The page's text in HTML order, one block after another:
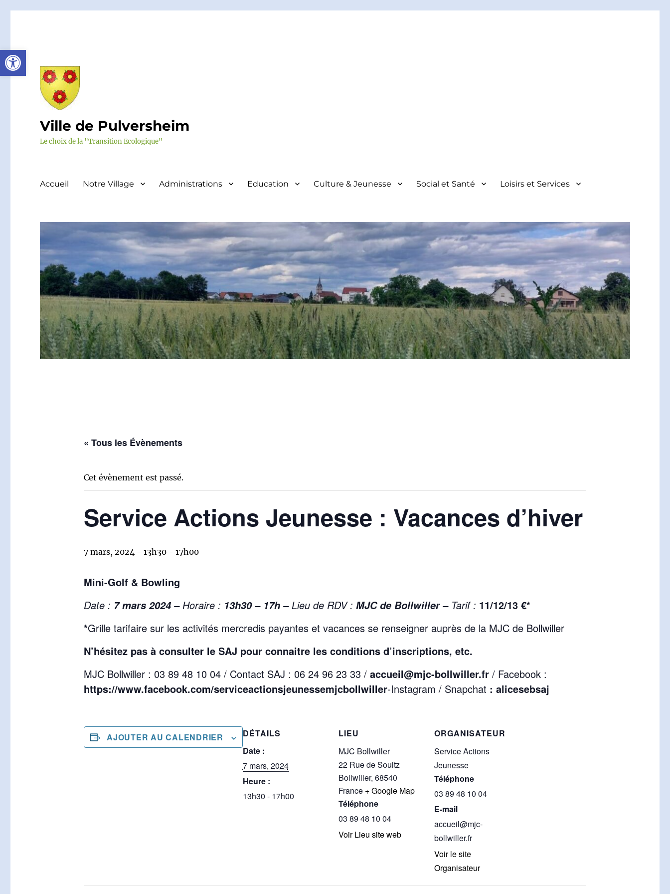
Ouvrir la barre d’outils
Ville de Pulversheim
Le choix de la "Transition Ecologique"
Accueil Notre Village Administrations Education Culture & Jeunesse Social et Santé Loisirs et Services
« Tous les Évènements
Cet évènement est passé.
Service Actions Jeunesse : Vacances d’hiver
7 mars, 2024 - 13h30 - 17h00
Mini-Golf & Bowling
Date : 7 mars 2024 –Horaire : 13h30 – 17h –Lieu de RDV : MJC de Bollwiller – Tarif : 11/12/13 €*
*Grille tarifaire sur les activités mercredis payantes et vacances se renseigner auprès de la MJC de Bollwiller
N’hésitez pas à consulter le SAJ pour connaitre les conditions d’inscriptions, etc.
MJC Bollwiller : 03 89 48 10 04 / Contact SAJ : 06 24 96 23 33 / accueil@mjc-bollwiller.fr / Facebook :
https://www.facebook.com/serviceactionsjeunessemjcbollwiller-Instagram / Snapchat : alicesebsaj
AJOUTER AU CALENDRIER
DÉTAILS
Date :
7 mars, 2024
Heure :
13h30 - 17h00
LIEU
MJC Bollwiller
22 Rue de Soultz
Bollwiller, 68540
France + Google Map
Téléphone
03 89 48 10 04
Voir Lieu site web
ORGANISATEUR
Service Actions
Jeunesse
Téléphone
03 89 48 10 04
E-mail
accueil@mjc-
bollwiller.fr
Voir le site
Organisateur